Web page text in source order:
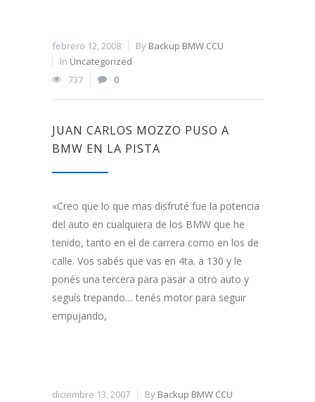
febrero 12, 2008 By Backup BMW CCU
In Uncategorized
737
0
JUAN CARLOS MOZZO PUSO A
BMW EN LA PISTA
«Creo que lo que mas disfruté fue la potencia
del auto en cualquiera de los BMW que he
tenido, tanto en el de carrera como en los de
calle. Vos sabés que vas en 4ta. a 130 y le
ponés una tercera para pasar a otro auto y
seguís trepando… tenés motor para seguir
empujando,
diciembre 13, 2007 By Backup BMW CCU